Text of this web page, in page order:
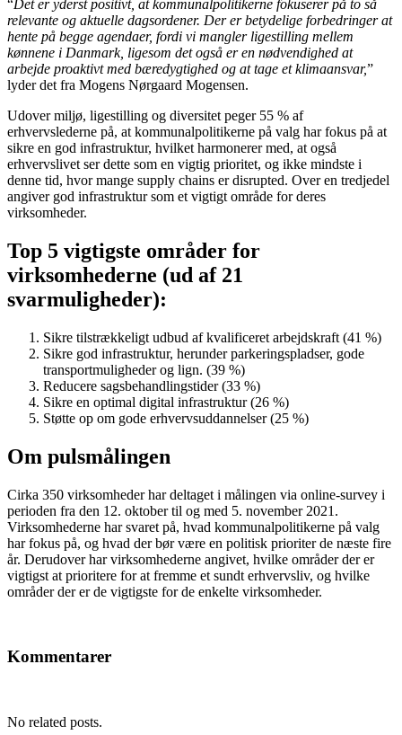
“Det er yderst positivt, at kommunalpolitikerne fokuserer på to så
relevante og aktuelle dagsordener. Der er betydelige forbedringer at
hente på begge agendaer, fordi vi mangler ligestilling mellem
kønnene i Danmark, ligesom det også er en nødvendighed at
arbejde proaktivt med bæredygtighed og at tage et klimaansvar,”
lyder det fra Mogens Nørgaard Mogensen.
Udover miljø, ligestilling og diversitet peger 55 % af
erhvervslederne på, at kommunalpolitikerne på valg har fokus på at
sikre en god infrastruktur, hvilket harmonerer med, at også
erhvervslivet ser dette som en vigtig prioritet, og ikke mindste i
denne tid, hvor mange supply chains er disrupted. Over en tredjedel
angiver god infrastruktur som et vigtigt område for deres
virksomheder.
Top 5 vigtigste områder for
virksomhederne (ud af 21
svarmuligheder):
Sikre tilstrækkeligt udbud af kvalificeret arbejdskraft (41 %)
Sikre god infrastruktur, herunder parkeringspladser, gode
transportmuligheder og lign. (39 %)
Reducere sagsbehandlingstider (33 %)
Sikre en optimal digital infrastruktur (26 %)
Støtte op om gode erhvervsuddannelser (25 %)
Om pulsmålingen
Cirka 350 virksomheder har deltaget i målingen via online-survey i
perioden fra den 12. oktober til og med 5. november 2021.
Virksomhederne har svaret på, hvad kommunalpolitikerne på valg
har fokus på, og hvad der bør være en politisk prioriter de næste fire
år. Derudover har virksomhederne angivet, hvilke områder der er
vigtigst at prioritere for at fremme et sundt erhvervsliv, og hvilke
områder der er de vigtigste for de enkelte virksomheder.
Kommentarer
No related posts.